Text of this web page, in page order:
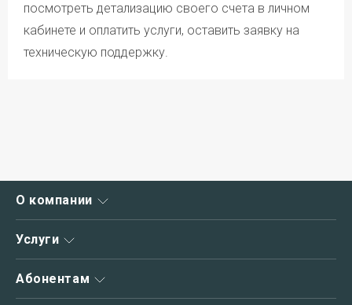
посмотреть детализацию своего счета в личном
кабинете и оплатить услуги, оставить заявку на
техническую поддержку.
О компании
О нас
Новости
Акции
Услуги
Интернет
Интернет+ТВ
Абонентам